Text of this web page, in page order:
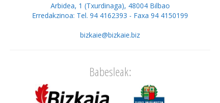
Arbidea, 1 (Txurdinaga), 48004 Bilbao
Erredakzinoa: Tel. 94 4162393 - Faxa 94 4150199
bizkaie@bizkaie.biz
Babesleak: